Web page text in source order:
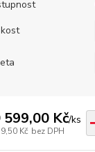
599,00 Kč/ks
Kč bez DPH